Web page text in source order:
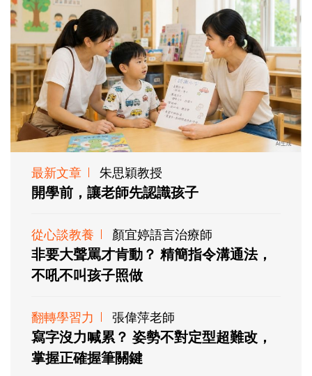
最新文章 朱思穎教授
開學前，讓老師先認識孩子
從心談教養 顏宜婷語言治療師
非要大聲罵才肯動？ 精簡指令溝通法，
不吼不叫孩子照做
翻轉學習力 張偉萍老師
寫字沒力喊累？ 姿勢不對定型超難改，
掌握正確握筆關鍵